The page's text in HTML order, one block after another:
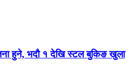
हुने, भदौ १ देखि स्टल बुकिङ खुला